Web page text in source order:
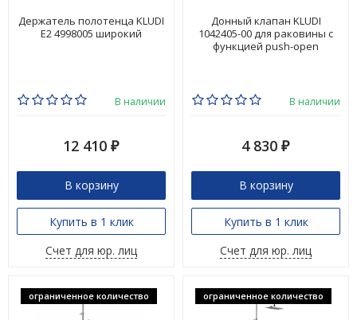
Держатель полотенца KLUDI
E2 4998005 широкий
В наличии
12 410 ₽
В корзину
Купить в 1 клик
Счет для юр. лиц
Донный клапан KLUDI
1042405-00 для раковины с
функцией push-open
В наличии
4 830 ₽
В корзину
Купить в 1 клик
Счет для юр. лиц
ограниченное количество ограниченное количество